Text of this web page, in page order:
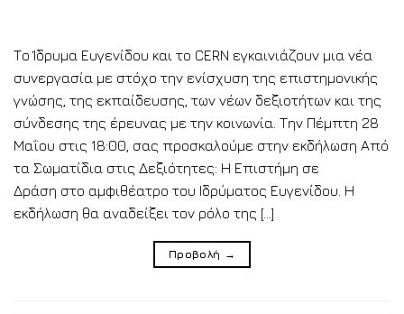
Το Ίδρυμα Ευγενίδου και το CERN εγκαινιάζουν μια νέα
συνεργασία με στόχο την ενίσχυση της επιστημονικής
γνώσης, της εκπαίδευσης, των νέων δεξιοτήτων και της
σύνδεσης της έρευνας με την κοινωνία. Την Πέμπτη 28
Μαΐου στις 18:00, σας προσκαλούμε στην εκδήλωση Από
τα Σωματίδια στις Δεξιότητες: Η Επιστήμη σε
Δράση στο αμφιθέατρο του Ιδρύματος Ευγενίδου. Η
εκδήλωση θα αναδείξει τον ρόλο της […]
Προβολή →